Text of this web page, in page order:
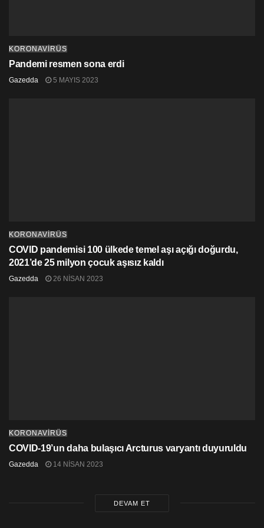
KORONAVİRÜS
Pandemi resmen sona erdi
Gazedda 5 MAYIS 2023
KORONAVİRÜS
COVID pandemisi 100 ülkede temel aşı açığı doğurdu,
2021’de 25 milyon çocuk aşısız kaldı
Gazedda 26 NISAN 2023
KORONAVİRÜS
COVID-19’un daha bulaşıcı Arcturus varyantı duyuruldu
Gazedda 14 NISAN 2023
DEVAM ET